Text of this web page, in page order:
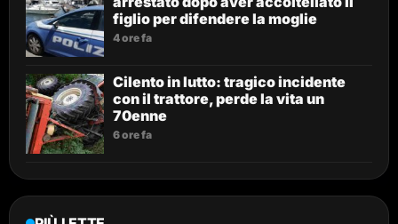
figlio per difendere la moglie
4 ore fa
Cilento in lutto: tragico incidente
con il trattore, perde la vita un
70enne
6 ore fa